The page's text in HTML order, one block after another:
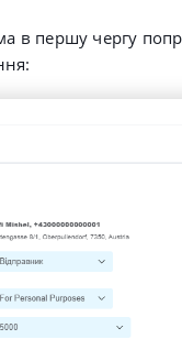
в першу чергу